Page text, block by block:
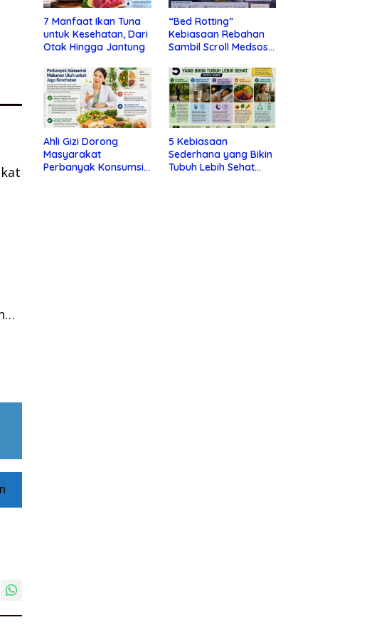
7 Manfaat Ikan Tuna
untuk Kesehatan, Dari
Otak Hingga Jantung
“Bed Rotting”
Kebiasaan Rebahan
Sambil Scroll Medsos
Depresi
Ahli Gizi Dorong
Masyarakat
Perbanyak Konsumsi
5 Kebiasaan
Sederhana yang Bikin
Tubuh Lebih Sehat